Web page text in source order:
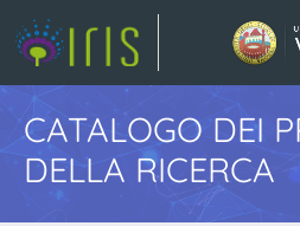
CATALOGO DEI
DELLA RICERCA